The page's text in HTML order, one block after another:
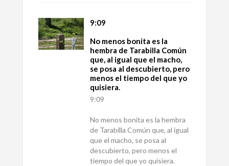
9:09
No menos bonita es la
hembra de Tarabilla Común
que, al igual que el macho,
se posa al descubierto, pero
menos el tiempo del que yo
quisiera.
9:09
No menos bonita es la hembra
de Tarabilla Común que, al igual
que el macho, se posa al
descubierto, pero menos el
tiempo del que yo quisiera.